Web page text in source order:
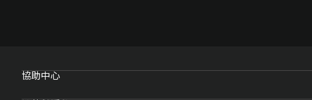
協助中心